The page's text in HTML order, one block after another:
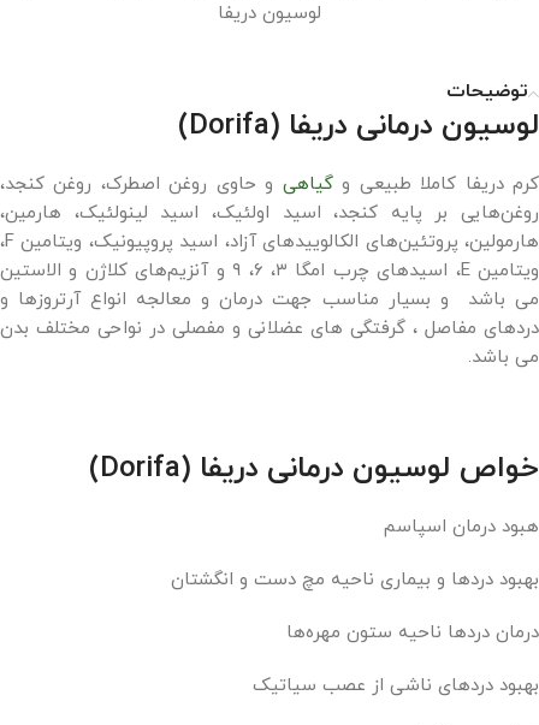
لوسیون دریفا
توضیحات
لوسیون درمانی دریفا (Dorifa)
کرم دریفا کاملا طبیعی وگیاهی و حاوی روغن اصطرک، روغن کنجد،
روغن‌هایی بر پایه کنجد، اسید اولئیک، اسید لینولئیک، هارمین،
هارمولین، پروتئین‌های الکالوییدهای آزاد، اسید پروپیونیک، ویتامین F،
ویتامین E، اسیدهای چرب امگا ۳، ۶، ۹ و آنزیم‌های کلاژن و الاستین
می باشد و بسیار مناسب جهت درمان و معالجه انواع آرتروزها و
دردهای مفاصل ، گرفتگی های عضلانی و مفصلی در نواحی مختلف بدن
می باشد.
خواص لوسیون درمانی دریفا (Dorifa)
هبود درمان اسپاسم
بهبود دردها و بیماری ناحیه مچ دست و انگشتان
درمان دردها ناحیه ستون مهره‌ها
بهبود دردهای ناشی از عصب سیاتیک